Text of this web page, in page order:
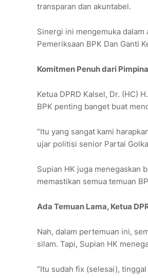
transparan dan akuntabel.
Sinergi ini mengemuka dalam
Pemeriksaan BPK Dan Ganti
Komitmen Penuh dari
Ketua DPRD Kalsel, Dr. (HC)
BPK penting banget buat
“Itu yang sangat kami
ujar politisi senior Partai
Supian HK juga menegaskan
memastikan semua temuan
Ada Temuan Lama, Ketua
Nah, dalam pertemuan ini,
silam. Tapi, Supian HK
“Itu sudah fix (selesai),